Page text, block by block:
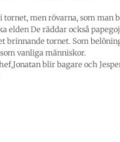
tornet, men rövarna, som man
elden De räddar också
brinnande tornet. Som
vanliga människor.
blir bagare och